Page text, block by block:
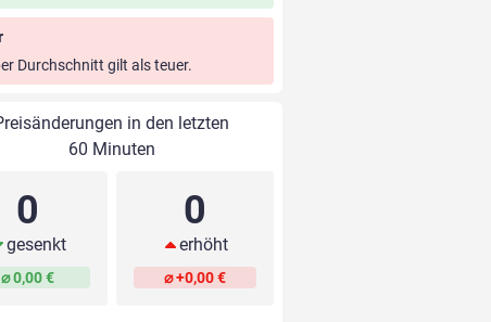
Durchschnitt gilt als teuer.
in den letzten
60 Minuten
0
gesenkt
⌀ 0,00 €
0
erhöht
⌀ +0,00 €